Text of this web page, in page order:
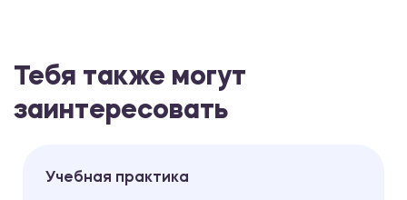
Тебя также могут
заинтересовать
Учебная практика